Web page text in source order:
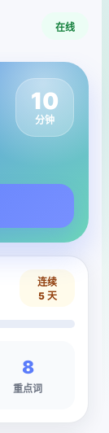
在线
10
分钟
连续
5 天
8
重点词